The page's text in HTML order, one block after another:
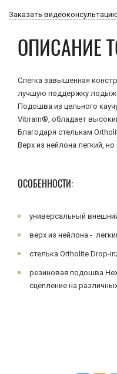
Заказать
ОПИСАНИЕ
Слегка завышенная
лучшую поддержку
Подошва из цельного
Vibram®, обладает
Благодаря стелькам
Верх из нейлона легкий,
ОСОБЕННОСТИ:
универсальный
верх из нейлона -
стелька Ortholite Drop-in;
резиновая подошва
сцепление на